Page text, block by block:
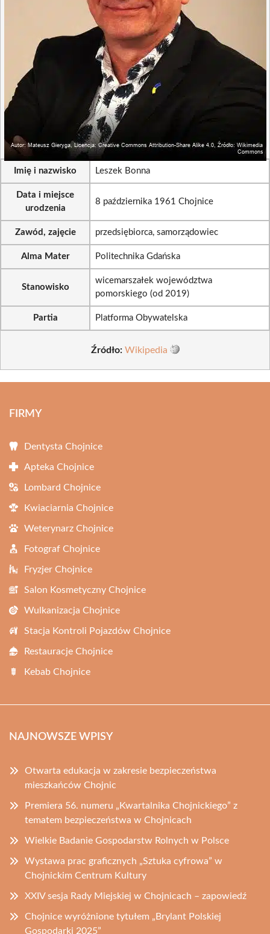
Imię i nazwisko Leszek Bonna
Data i miejsce
urodzenia
8 października 1961 Chojnice
Zawód, zajęcie przedsiębiorca, samorządowiec
Alma Mater Politechnika Gdańska
Stanowisko
wicemarszałek województwa
pomorskiego (od 2019)
Partia Platforma Obywatelska
Źródło: Wikipedia
FIRMY
Dentysta Chojnice
Apteka Chojnice
Lombard Chojnice
Kwiaciarnia Chojnice
Weterynarz Chojnice
Fotograf Chojnice
Fryzjer Chojnice
Salon Kosmetyczny Chojnice
Wulkanizacja Chojnice
Stacja Kontroli Pojazdów Chojnice
Restauracje Chojnice
Kebab Chojnice
NAJNOWSZE WPISY
Otwarta edukacja w zakresie bezpieczeństwa
mieszkańców Chojnic
Premiera 56. numeru „Kwartalnika Chojnickiego” z
tematem bezpieczeństwa w Chojnicach
Wielkie Badanie Gospodarstw Rolnych w Polsce
Wystawa prac graficznych „Sztuka cyfrowa” w
Chojnickim Centrum Kultury
XXIV sesja Rady Miejskiej w Chojnicach – zapowiedź
Chojnice wyróżnione tytułem „Brylant Polskiej
Gospodarki 2025”